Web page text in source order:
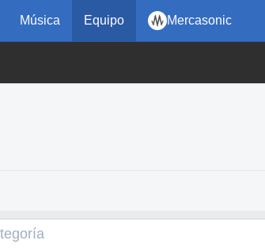
Música Equipo Mercasonic